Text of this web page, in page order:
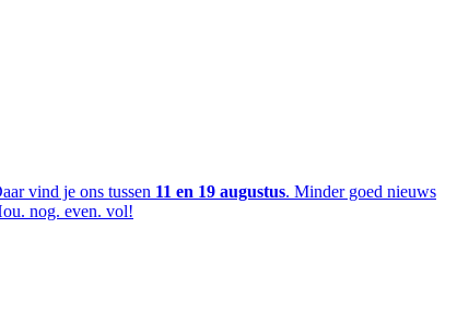
vind je ons tussen 11 en 19 augustus. Minder goed nieuws
nog. even. vol!